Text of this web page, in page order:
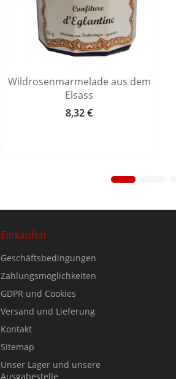
Wildrosenmarmelade aus dem
Elsass
Preis
8,32 €
Einkaufen
Geschäftsbedingungen
Zahlungsmöglichkeiten
GDPR und Cookies
Versand und Lieferung
Kontakt
Sitemap
Unser Lager und unsere
Ausgabestelle